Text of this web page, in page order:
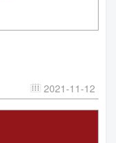
 2021-11-12